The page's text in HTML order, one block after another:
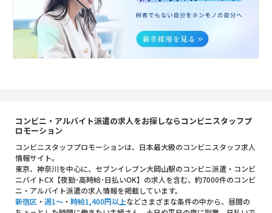
コンビニ・アルバイト派遣の求人をお探しならコンビニスタッフプ
ロモーション
コンビニスタッフプロモーションは、日本最大級のコンビニスタッフ求人
情報サイト。
東京、神奈川を中心に、セブンイレブン大岡山駅のコンビニ派遣・コンビ
ニバイトCX【夜勤･高時給･日払いOK】の求人を含む、約7000件のコンビ
ニ・アルバイト派遣の求人情報を掲載しています。
新宿区 ・ 週1～ ・ 時給1,400円以上などさまざまな条件の中から、昼間の